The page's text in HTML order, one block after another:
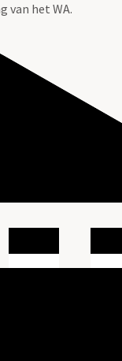
van het WA.